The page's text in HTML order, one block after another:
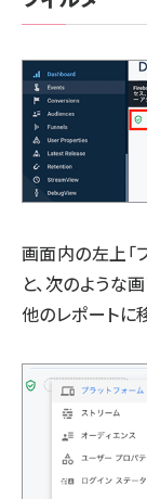
画面内の左上「
と、次のような
他のレポートに